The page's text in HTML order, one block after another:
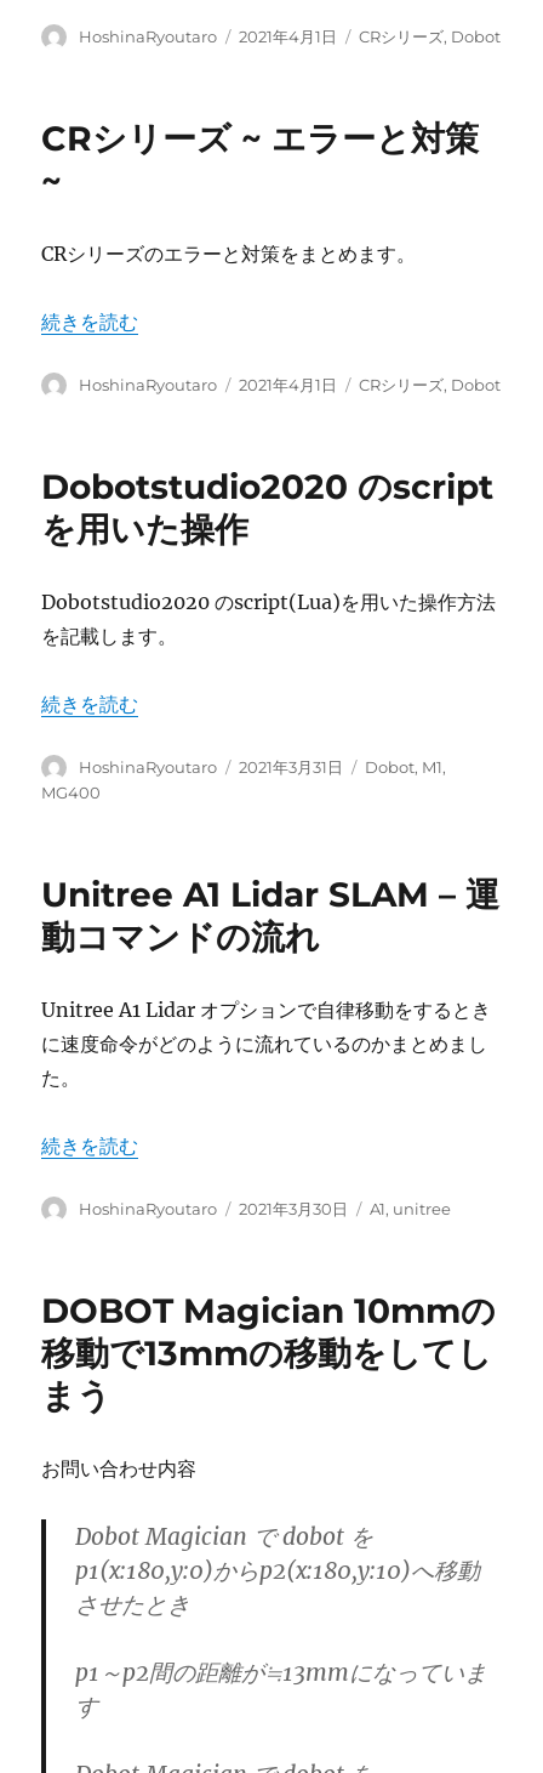
投
HoshinaRyoutaro
投
2021年4月1日
カ
ー
CRシリーズ, Dobot
CRシリーズ ~ エラーと対策
~
CRシリーズのエラーと対策をまとめます。
“CRシリーズ ~ エラーと対策 ~” の
続きを読む
投
HoshinaRyoutaro
投
2021年4月1日
カ
ー
CRシリーズ, Dobot
Dobotstudio2020 のscript
を用いた操作
Dobotstudio2020 のscript(Lua)を用いた操作方法
を記載します。
“Dobotstudio2020 のscriptを用いた操作” の
続きを読む
投
稿
HoshinaRyoutaro
投
2021年3月31日
カ
Dobot, M1,
MG400
Unitree A1 Lidar SLAM – 運
動コマンドの流れ
Unitree A1 Lidar オプションで自律移動をするとき
に速度命令がどのように流れているのかまとめまし
た。
“Unitree A1 Lidar SLAM – 運動コマンドの流れ” の
続きを読む
投
HoshinaRyoutaro
投
2021年3月30日
カ
ー
A1, unitree
DOBOT Magician 10mmの
移動で13mmの移動をしてし
まう
お問い合わせ内容
Dobot Magician で dobot を
p1(x:180,y:0)からp2(x:180,y:10)へ移動
させたとき
p1～p2間の距離が≒13mmになっていま
す